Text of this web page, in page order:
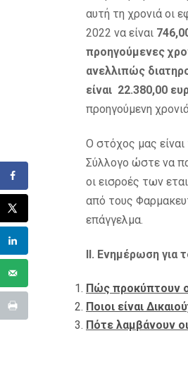
αυτή τη χρονιά οι
2022 να είναι
προηγούμενες
ανελλιπώς
είναι 22.380,00
προηγούμενη
Ο στόχος μας
Σύλλογο ώστε να
οι εισροές των
από τους
επάγγελμα.
ΙΙ. Ενημέρωση για
Πώς προκύπτουν
Ποιοι είναι
Πότε λαμβάνουν